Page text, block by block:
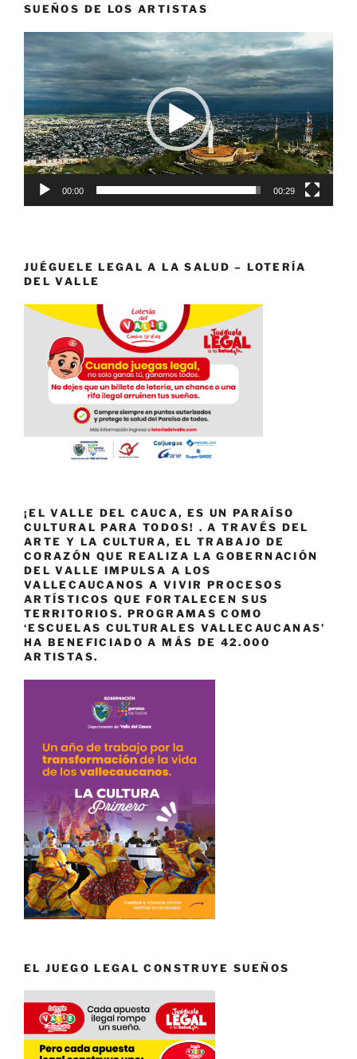
SUEÑOS DE LOS ARTISTAS
Reproductor
de
vídeo
00:00 00:29
JUÉGUELE LEGAL A LA SALUD – LOTERÍA
DEL VALLE
¡EL VALLE DEL CAUCA, ES UN PARAÍSO
CULTURAL PARA TODOS! . A TRAVÉS DEL
ARTE Y LA CULTURA, EL TRABAJO DE
CORAZÓN QUE REALIZA LA GOBERNACIÓN
DEL VALLE IMPULSA A LOS
VALLECAUCANOS A VIVIR PROCESOS
ARTÍSTICOS QUE FORTALECEN SUS
TERRITORIOS. PROGRAMAS COMO
‘ESCUELAS CULTURALES VALLECAUCANAS’
HA BENEFICIADO A MÁS DE 42.000
ARTISTAS.
EL JUEGO LEGAL CONSTRUYE SUEÑOS